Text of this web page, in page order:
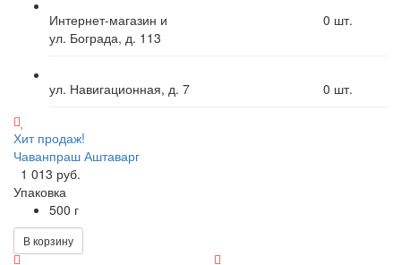
Интернет-магазин и
ул. Бограда, д. 113
0 шт.
ул. Навигационная, д. 7 0 шт.
Хит продаж!
Чаванпраш Аштаварг
1 013 руб.
Упаковка
500 г
В корзину